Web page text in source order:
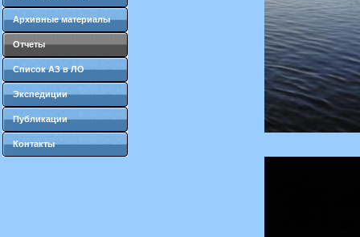
Архивные материалы
Отчеты
Список АЗ в ЛО
Экспедиции
Публикации
Контакты